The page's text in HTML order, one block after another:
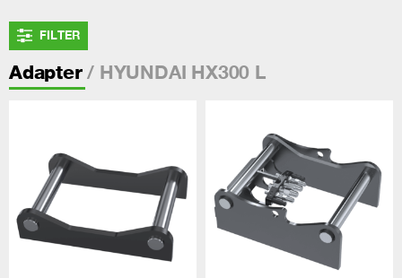
FILTER
Adapter/ HYUNDAI HX300 L